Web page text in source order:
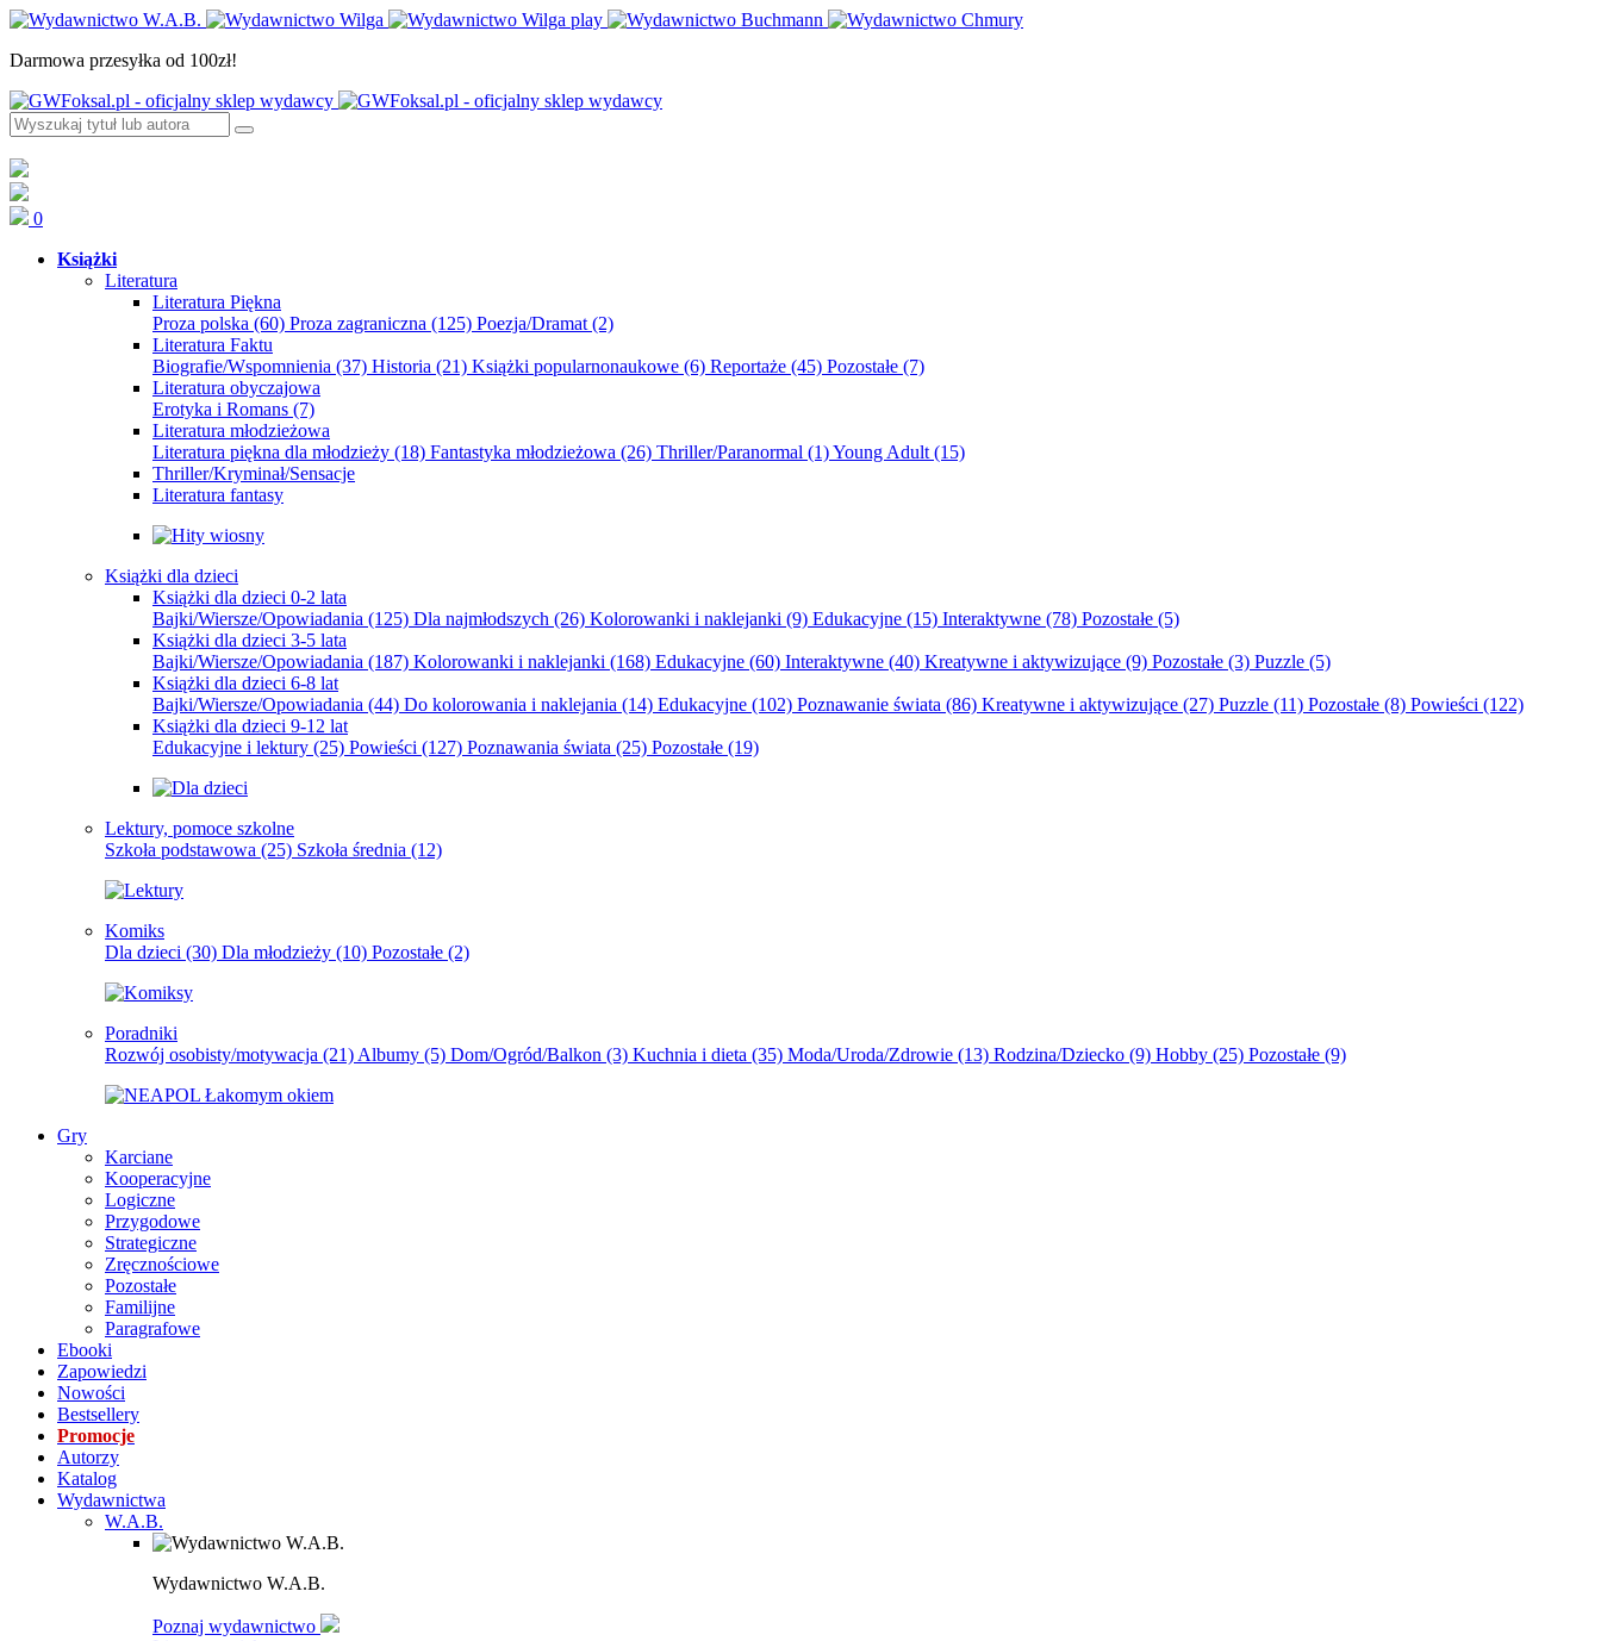
Darmowa przesyłka od 100zł!
0
Książki
Literatura
Literatura Piękna
Proza polska (60) Proza zagraniczna (125) Poezja/Dramat (2)
Literatura Faktu
Biografie/Wspomnienia (37) Historia (21) Książki popularnonaukowe (6) Reportaże (45) Pozostałe (7)
Literatura obyczajowa
Erotyka i Romans (7)
Literatura młodzieżowa
Literatura piękna dla młodzieży (18) Fantastyka młodzieżowa (26) Thriller/Paranormal (1)Young Adult (15)
Thriller/Kryminał/Sensacje
Literatura fantasy
Książki dla dzieci
Książki dla dzieci 0-2 lata
Bajki/Wiersze/Opowiadania (125) Dla najmłodszych (26) Kolorowanki i naklejanki (9) Edukacyjne (15) Interaktywne (78) Pozostałe (5)
Książki dla dzieci 3-5 lata
Bajki/Wiersze/Opowiadania (187) Kolorowanki i naklejanki (168) Edukacyjne (60) Interaktywne (40) Kreatywne i aktywizujące (9) Pozostałe (3) Puzzle (5)
Książki dla dzieci 6-8 lat
Bajki/Wiersze/Opowiadania (44) Do kolorowania i naklejania (14) Edukacyjne (102) Poznawanie świata (86) Kreatywne i aktywizujące (27) Puzzle (11) Pozostałe (8) Powieści (122)
Książki dla dzieci 9-12 lat
Edukacyjne i lektury (25) Powieści (127) Poznawania świata (25) Pozostałe (19)
Lektury, pomoce szkolne
Szkoła podstawowa (25) Szkoła średnia (12)
Komiks
Dla dzieci (30) Dla młodzieży (10) Pozostałe (2)
Poradniki
Rozwój osobisty/motywacja (21) Albumy (5) Dom/Ogród/Balkon (3) Kuchnia i dieta (35) Moda/Uroda/Zdrowie (13) Rodzina/Dziecko (9) Hobby (25) Pozostałe (9)
Gry
Karciane
Kooperacyjne
Logiczne
Przygodowe
Strategiczne
Zręcznościowe
Pozostałe
Familijne
Paragrafowe
Ebooki
Zapowiedzi
Nowości
Bestsellery
Promocje
Autorzy
Katalog
Wydawnictwa
W.A.B.
Wydawnictwo W.A.B.
Poznaj wydawnictwo